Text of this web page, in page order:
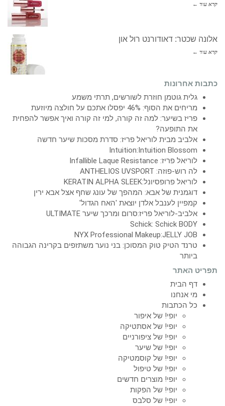
קרא עוד ←
אלונה שכטר: דאודורנט רול און
קרא עוד ←
כתבות אחרונות
גלית גוטמן חוזרת לשורשים, תרתי משמע
מריחים את הסוף: 46% יפסלו אתכם על חולצה מיוזעת
פריז בשיער: למה זה קורה, למי זה קורה ואיך אפשר להפחית
את התופעה?
אלביב מבית לוריאל פריז: סדרת מסכות שיער חדשה
Intuition:Intuition Blossom
לוריאל פריז: Infallible Laque Resistance
לה רוש-פוזה: ANTHELIOS UVSPORT
לוריאל פרופסיונל:KERATIN ALPHA SLEEK
דוגמנית של אבא: המהפך של עונג שחף אצל אבא ירין
קמפיין לענבל אלדן יוצאת 'האח הגדול'
אלביב-לוריאל פריז:סרום ומרכך שיער ULTIMATE
Schick: Schick BODY
NYX Professional Makeup:JELLY JOB
טרנד הטיק טוק המסוכן: בני נוער משתזפים בקרינה הגבוהה
ביותר
תפריט האתר
דף הבית
מי אנחנו
כל הכתבות
יופי! של איפור
יופי! של אסתטיקה
יופי! של ציפורניים
יופי! של שיער
יופי! של קוסמטיקה
יופי! של טיפול
יופי! מוצרים חדשים
יופי! של הפקות
יופי! של סלבס